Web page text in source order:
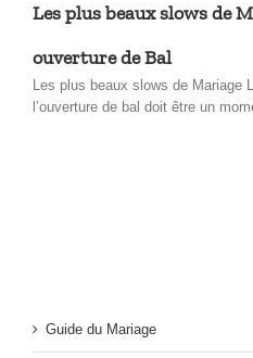
Les plus beaux slows de
ouverture de Bal
Les plus beaux slows de Mariage
l’ouverture de bal doit être un
Guide du Mariage